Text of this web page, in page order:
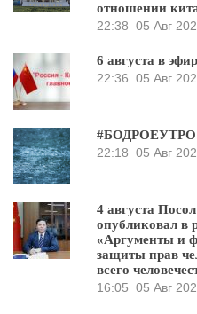
отношении
22:38 05 Авг
6 августа в
22:36 05 Авг
#БОДРОЕУТРО
22:18 05 Авг
4 августа
опубликовал в
«Аргументы и
защиты прав
всего
16:05 05 Авг